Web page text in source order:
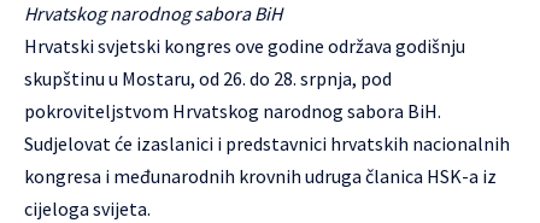
Hrvatskog narodnog sabora BiH
Hrvatski svjetski kongres ove godine održava godišnju
skupštinu u Mostaru, od 26. do 28. srpnja, pod
pokroviteljstvom Hrvatskog narodnog sabora BiH.
Sudjelovat će izaslanici i predstavnici hrvatskih nacionalnih
kongresa i međunarodnih krovnih udruga članica HSK-a iz
cijeloga svijeta.